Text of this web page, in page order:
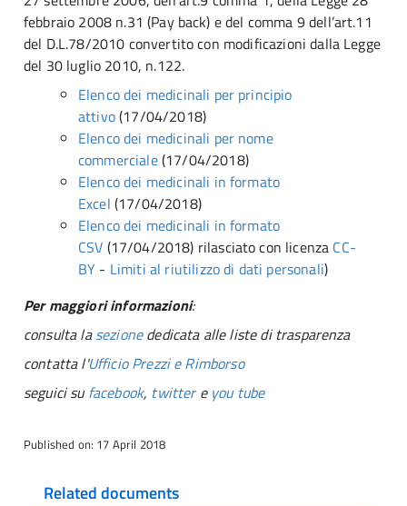
febbraio 2008 n.31 (Pay back) e del comma 9 dell’art.11
del D.L.78/2010 convertito con modificazioni dalla Legge
del 30 luglio 2010, n.122.
Elenco dei medicinali per principio
attivo(17/04/2018)
Elenco dei medicinali per nome
commerciale(17/04/2018)
Elenco dei medicinali in formato
Excel (17/04/2018)
Elenco dei medicinali in formato
CSV (17/04/2018) rilasciato con licenza CC-
BY - Limiti al riutilizzo di dati personali)
Per maggiori informazioni:
consulta lasezionededicata alle liste di trasparenza
contatta l'Ufficio Prezzi e Rimborso
seguici sufacebook, twittere you tube
Published on: 17 April 2018
Related documents